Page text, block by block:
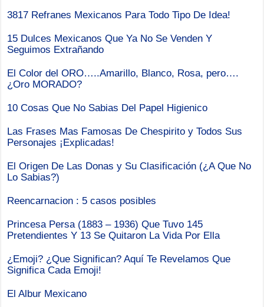
3817 Refranes Mexicanos Para Todo Tipo De Idea!
15 Dulces Mexicanos Que Ya No Se Venden Y
Seguimos Extrañando
El Color del ORO…..Amarillo, Blanco, Rosa, pero….
¿Oro MORADO?
10 Cosas Que No Sabias Del Papel Higienico
Las Frases Mas Famosas De Chespirito y Todos Sus
Personajes ¡Explicadas!
El Origen De Las Donas y Su Clasificación (¿A Que No
Lo Sabias?)
Reencarnacion : 5 casos posibles
Princesa Persa (1883 – 1936) Que Tuvo 145
Pretendientes Y 13 Se Quitaron La Vida Por Ella
¿Emoji? ¿Que Significan? Aquí Te Revelamos Que
Significa Cada Emoji!
El Albur Mexicano